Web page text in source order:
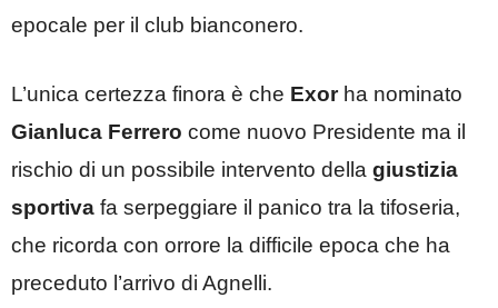
epocale per il club bianconero.
L’unica certezza finora è che Exorha nominato
Gianluca Ferrero come nuovo Presidente ma il
rischio di un possibile intervento della giustizia
sportiva fa serpeggiare il panico tra la tifoseria,
che ricorda con orrore la difficile epoca che ha
preceduto l’arrivo di Agnelli.